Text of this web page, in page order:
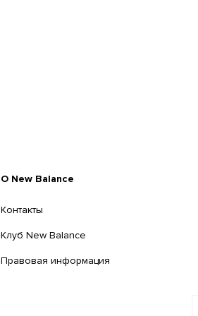
O New Balance
Контакты
Клуб New Balance
Правовая информация